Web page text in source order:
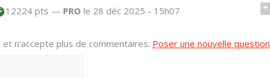
+
12224 pts — PRO le 28 déc 2025 - 15h07
n'accepte plus de commentaires. Poser une nouvelle question